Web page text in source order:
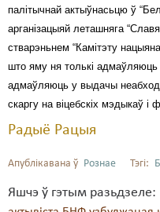
палітычнай актыўнасьцю ў
арганізацыяй леташняга
стварэньнем “Камітэту
што яму ня толькі адмаўляюць
адмаўляюць у выдачы
скаргу на віцебскіх мэдыкаў і
Радыё Рацыя
Апублікавана ў Рознае Тэгі:
Яшчэ ў гэтым разьдзеле:
Экалёгія
Правы працоўных
Сацыяльныя правы